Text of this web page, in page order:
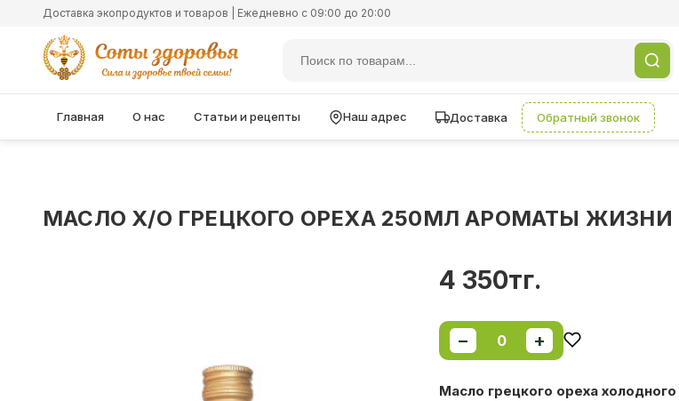
Доставка экопродуктов и товаров | Ежедневно с 09:00 до 20:00
Главная О нас Статьи и рецепты Наш адрес Доставка Обратный звонок
МАСЛО Х/О ГРЕЦКОГО ОРЕХА 250МЛ АРОМАТЫ ЖИЗНИ
4 350тг.
− 0 +
Масло грецкого ореха